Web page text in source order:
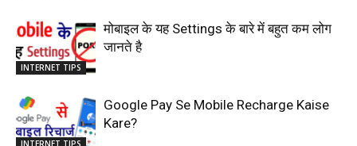
INTERNET TIPS
मोबाइल के यह Settings के बारे में बहुत कम लोग
जानते है
INTERNET TIPS
Google Pay Se Mobile Recharge Kaise
Kare?